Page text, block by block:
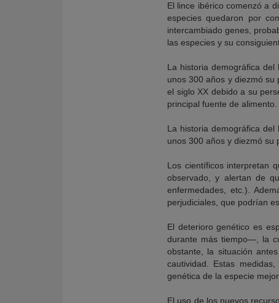
El lince ibérico comenzó a
especies quedaron por
intercambiado genes,
las especies y su
La historia demográfica
unos 300 años y diezmó
el siglo XX debido a su
principal fuente de alimento.
La historia demográfica
unos 300 años y diezmó su
Los científicos interpretan
observado, y alertan de
enfermedades, etc.).
perjudiciales, que podrían
El deterioro genético es
durante más tiempo—, la
obstante, la situación
cautividad. Estas
genética de la especie
El uso de los nuevos